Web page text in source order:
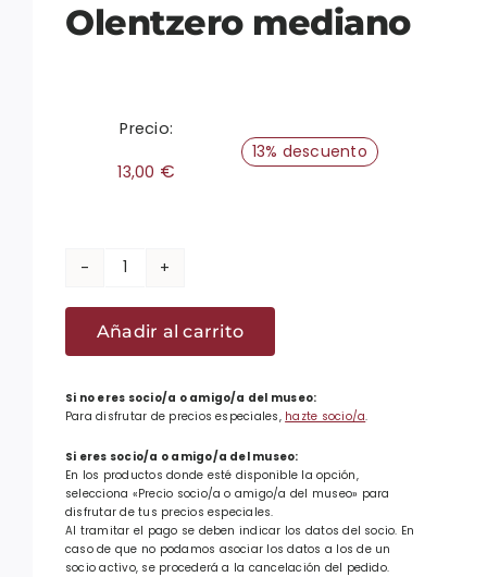
Olentzero mediano
Precio:
13,00 €
13% descuento
Olentzero
mediano
cantidad
Añadir al carrito
Si no eres socio/a o amigo/a del museo:
Para disfrutar de precios especiales, hazte socio/a.
Si eres socio/a o amigo/a del museo:
En los productos donde esté disponible la opción,
selecciona «Precio socio/a o amigo/a del museo» para
disfrutar de tus precios especiales.
Al tramitar el pago se deben indicar los datos del socio. En
caso de que no podamos asociar los datos a los de un
socio activo, se procederá a la cancelación del pedido.